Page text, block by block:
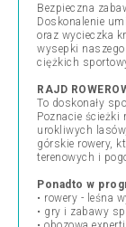
Bezpieczna
Doskonalenie
oraz wycieczka
wysepki
ciężkich
RAJD
To doskonały
Poznacie ścieżki
urokliwych
górskie rowery,
terenowych i
Ponadto w
• rowery - leśna
• gry i zabawy